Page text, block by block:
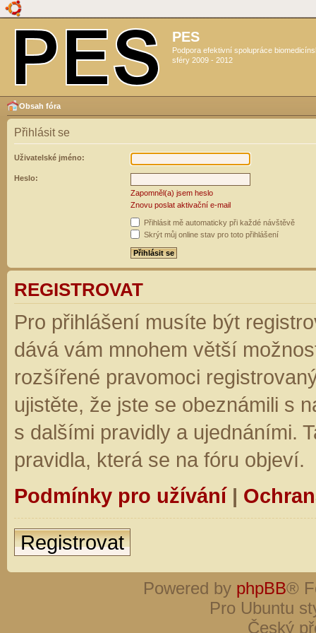
PES
Podpora efektivní spolupráce
sféry 2009 - 2012
Obsah fóra
Přihlásit se
Uživatelské jméno:
Heslo:
Zapomněl(a) jsem heslo
Znovu poslat aktivační e-mail
Přihlásit mě automaticky při každé návštěvě
Skrýt můj online stav pro toto přihlášení
REGISTROVAT
Pro přihlášení musíte být
dává vám mnohem větší
rozšířené pravomoci
ujistěte, že jste se obeznámili s
s dalšími pravidly a ujednáními.
pravidla, která se na fóru objeví.
Podmínky pro užívání|
Registrovat
Powered by phpBB®
Pro Ubuntu
Český